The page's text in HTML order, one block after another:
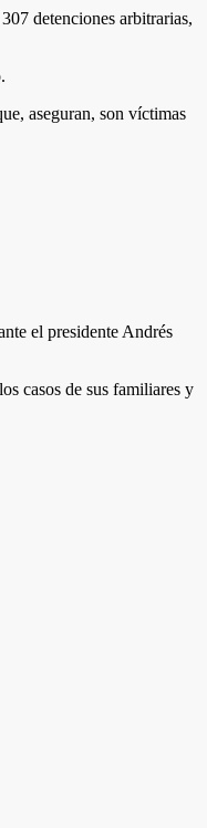
detenciones arbitrarias,
aseguran, son víctimas
el presidente Andrés
casos de sus familiares y